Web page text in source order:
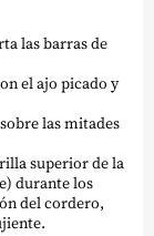
las barras de
el ajo picado y
las mitades
superior de la
durante los
del cordero,